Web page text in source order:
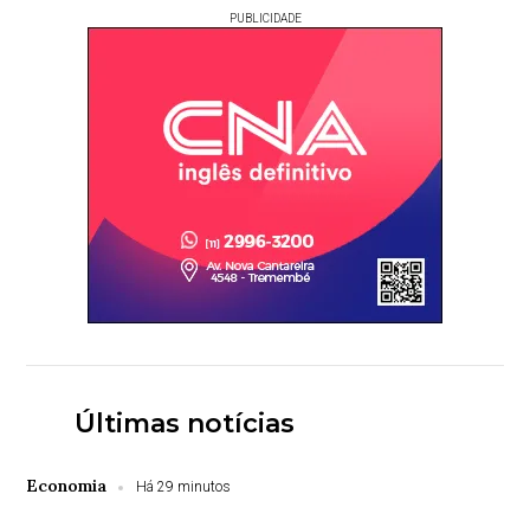
PUBLICIDADE
Últimas notícias
Economia Há 29 minutos